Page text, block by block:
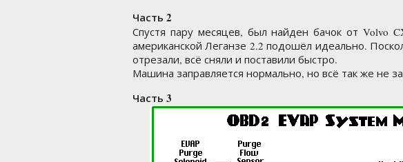
Часть 2
Спустя пару месяцев, был найден бачок от Volvo
американской Леганзе 2.2 подошёл идеально.
отрезали, всё сняли и поставили быстро.
Машина заправляется нормально, но всё так же не
Часть 3